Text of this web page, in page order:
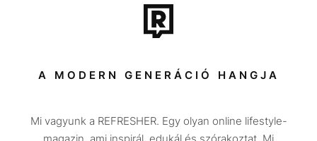
Tech-Tudomány
Sport
Társadalom
Utazás
A MODERN GENERÁCIÓ HANGJA
Mi vagyunk a REFRESHER. Egy olyan online lifestyle-
magazin, ami inspirál, edukál és szórakoztat. Mi